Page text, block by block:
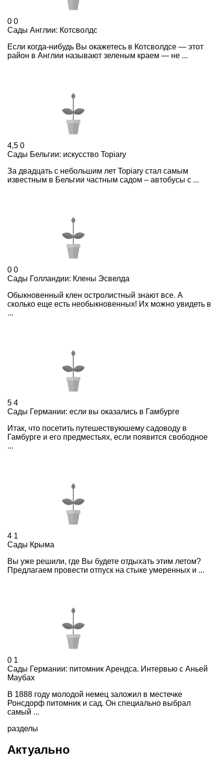
0 0
Сады Англии: Котсволдс
Если когда-нибудь Вы окажетесь в Котсволдсе — этот
район в Англии называют зеленым краем — не ...
4,5 0
Сады Бельгии: искусство Topiary
За двадцать с небольшим лет Topiary стал самым
известным в Бельгии частным садом – автобусы с ...
0 0
Сады Голландии: Клены Эсвелда
Обыкновенный клен остролистный знают все. А
сколько еще есть необыкновенных! Их можно увидеть в
...
5 4
Сады Германии: если вы оказались в Гамбурге
Итак, что посетить путешествуюшему садоводу в
Гамбурге и его предместьях, если появится свободное
...
4 1
Сады Крыма
Вы уже решили, где Вы будете отдыхать этим летом?
Предлагаем провести отпуск на стыке умеренных и ...
0 1
Сады Германии: питомник Арендса. Интервью с Аньей
Маубах
В 1888 году молодой немец заложил в местечке
Ронсдорф питомник и сад. Он специально выбрал
самый ...
разделы
Актуально